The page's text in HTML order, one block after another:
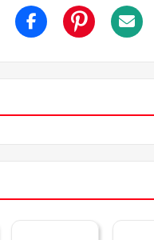
de Muzan con su
de rango superior Akaza
Kyojuro Rengoku en una